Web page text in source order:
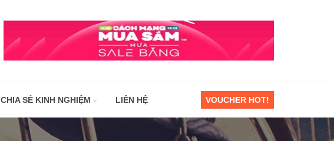
CHIA SẺ KINH NGHIỆM LIÊN HỆ VOUCHER HOT!